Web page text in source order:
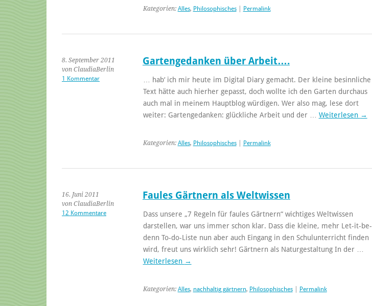
Kategorien: Alles, Philosophisches| Permalink
8. September 2011
von ClaudiaBerlin
1 Kommentar
Gartengedanken über Arbeit….
… hab‘ ich mir heute im Digital Diary gemacht. Der kleine besinnliche
Text hätte auch hierher gepasst, doch wollte ich den Garten durchaus
auch mal in meinem Hauptblog würdigen. Wer also mag, lese dort
weiter: Gartengedanken: glückliche Arbeit und der … Weiterlesen →
Kategorien: Alles, Philosophisches| Permalink
16. Juni 2011
von ClaudiaBerlin
12 Kommentare
Faules Gärtnern als Weltwissen
Dass unsere „7 Regeln für faules Gärtnern“ wichtiges Weltwissen
darstellen, war uns immer schon klar. Dass die kleine, mehr Let-it-be-
denn To-do-Liste nun aber auch Eingang in den Schulunterricht finden
wird, freut uns wirklich sehr! Gärtnern als Naturgestaltung In der …
Weiterlesen →
Kategorien: Alles, nachhaltig gärtnern, Philosophisches| Permalink